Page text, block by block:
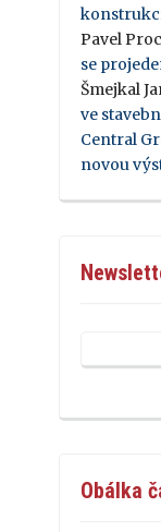
Pavel
se
Šmejkal
ve
Central
novou
Obálka